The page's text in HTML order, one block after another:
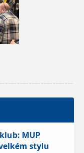
MUP
stylu